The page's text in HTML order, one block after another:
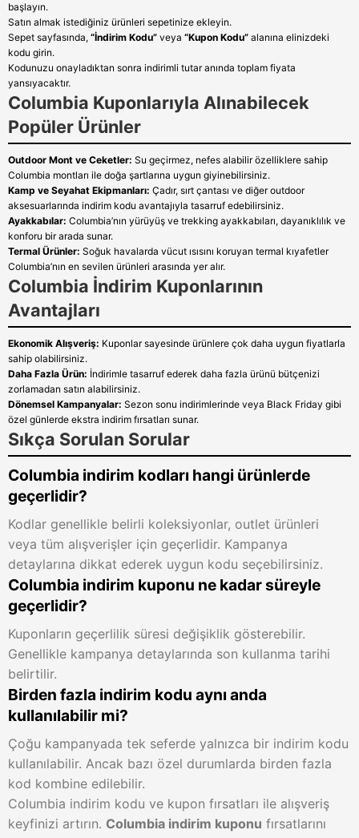
başlayın.
Satın almak istediğiniz ürünleri sepetinize ekleyin.
Sepet sayfasında, “İndirim Kodu” veya “Kupon Kodu” alanına elinizdeki
kodu girin.
Kodunuzu onayladıktan sonra indirimli tutar anında toplam fiyata
yansıyacaktır.
Columbia Kuponlarıyla Alınabilecek
Popüler Ürünler
Outdoor Mont ve Ceketler: Su geçirmez, nefes alabilir özelliklere sahip
Columbia montları ile doğa şartlarına uygun giyinebilirsiniz.
Kamp ve Seyahat Ekipmanları: Çadır, sırt çantası ve diğer outdoor
aksesuarlarında indirim kodu avantajıyla tasarruf edebilirsiniz.
Ayakkabılar: Columbia’nın yürüyüş ve trekking ayakkabıları, dayanıklılık ve
konforu bir arada sunar.
Termal Ürünler: Soğuk havalarda vücut ısısını koruyan termal kıyafetler
Columbia’nın en sevilen ürünleri arasında yer alır.
Columbia İndirim Kuponlarının
Avantajları
Ekonomik Alışveriş: Kuponlar sayesinde ürünlere çok daha uygun fiyatlarla
sahip olabilirsiniz.
Daha Fazla Ürün: İndirimle tasarruf ederek daha fazla ürünü bütçenizi
zorlamadan satın alabilirsiniz.
Dönemsel Kampanyalar: Sezon sonu indirimlerinde veya Black Friday gibi
özel günlerde ekstra indirim fırsatları sunar.
Sıkça Sorulan Sorular
Columbia indirim kodları hangi ürünlerde
geçerlidir?
Kodlar genellikle belirli koleksiyonlar, outlet ürünleri
veya tüm alışverişler için geçerlidir. Kampanya
detaylarına dikkat ederek uygun kodu seçebilirsiniz.
Columbia indirim kuponu ne kadar süreyle
geçerlidir?
Kuponların geçerlilik süresi değişiklik gösterebilir.
Genellikle kampanya detaylarında son kullanma tarihi
belirtilir.
Birden fazla indirim kodu aynı anda
kullanılabilir mi?
Çoğu kampanyada tek seferde yalnızca bir indirim kodu
kullanılabilir. Ancak bazı özel durumlarda birden fazla
kod kombine edilebilir.
Columbia indirim kodu ve kupon fırsatları ile alışveriş
keyfinizi artırın. Columbia indirim kuponu fırsatlarını